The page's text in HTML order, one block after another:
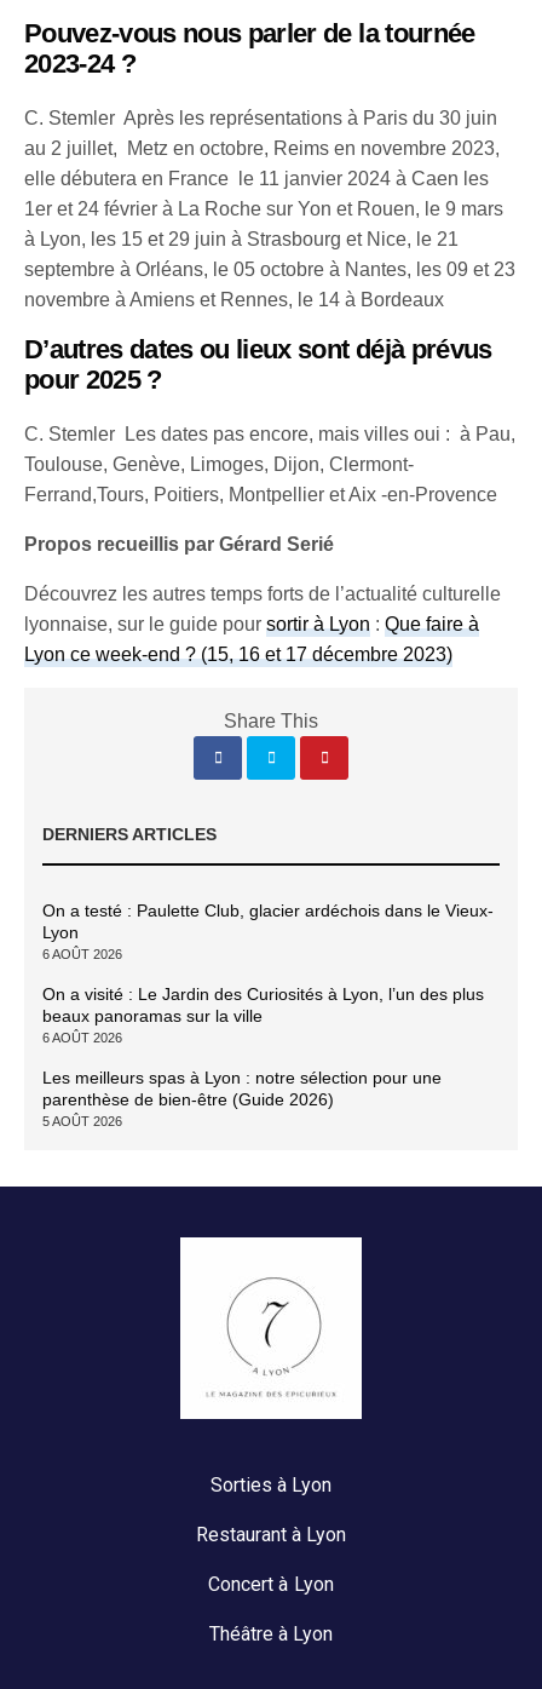
Pouvez-vous nous parler de la tournée
2023-24 ?
C. Stemler Après les représentations à Paris du 30 juin
au 2 juillet, Metz en octobre, Reims en novembre 2023,
elle débutera en France le 11 janvier 2024 à Caen les
1er et 24 février à La Roche sur Yon et Rouen, le 9 mars
à Lyon, les 15 et 29 juin à Strasbourg et Nice, le 21
septembre à Orléans, le 05 octobre à Nantes, les 09 et 23
novembre à Amiens et Rennes, le 14 à Bordeaux
D’autres dates ou lieux sont déjà prévus
pour 2025 ?
C. Stemler Les dates pas encore, mais villes oui : à Pau,
Toulouse, Genève, Limoges, Dijon, Clermont-
Ferrand,Tours, Poitiers, Montpellier et Aix -en-Provence
Propos recueillis par Gérard Serié
Découvrez les autres temps forts de l’actualité culturelle
lyonnaise, sur le guide poursortir à Lyon :Que faire à
Lyon ce week-end ? (15, 16 et 17 décembre 2023)
Share This
DERNIERS ARTICLES
On a testé : Paulette Club, glacier ardéchois dans le Vieux-
Lyon
6 AOÛT 2026
On a visité : Le Jardin des Curiosités à Lyon, l’un des plus
beaux panoramas sur la ville
6 AOÛT 2026
Les meilleurs spas à Lyon : notre sélection pour une
parenthèse de bien-être (Guide 2026)
5 AOÛT 2026
Sorties à Lyon
Restaurant à Lyon
Concert à Lyon
Théâtre à Lyon